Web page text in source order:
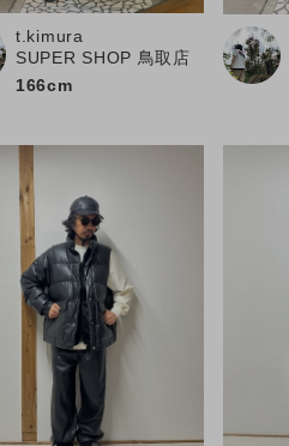
t.kimura
SUPER SHOP 鳥取店
166cm